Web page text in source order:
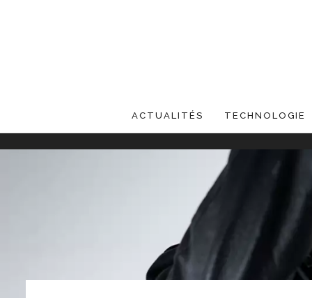
ACTUALITÉS TECHNOLOGIE